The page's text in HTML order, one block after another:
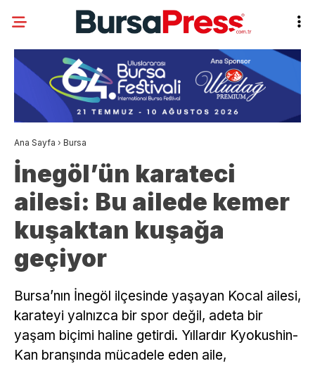
Ana Sayfa › Bursa
İnegöl’ün karateci
ailesi: Bu ailede kemer
kuşaktan kuşağa
geçiyor
Bursa’nın İnegöl ilçesinde yaşayan Kocal ailesi,
karateyi yalnızca bir spor değil, adeta bir
yaşam biçimi haline getirdi. Yıllardır Kyokushin-
Kan branşında mücadele eden aile,